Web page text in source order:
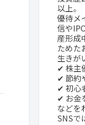
以上。
優待メ
信や
産形成
ためた
生きが
✔ 株主
✔ 節約
✔ 初心
✔ お金
などを
SNSで